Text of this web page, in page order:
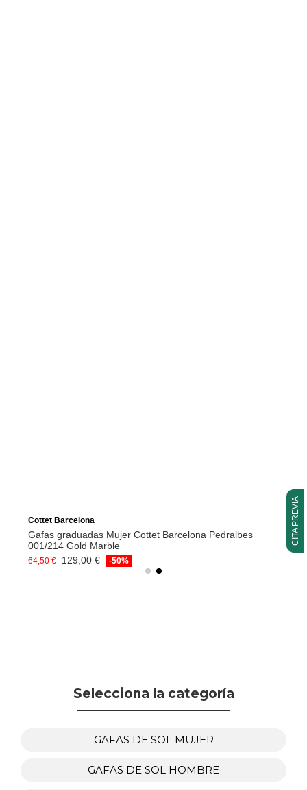
CITA PREVIA
Cottet Barcelona
Gafas graduadas Mujer Cottet Barcelona Pedralbes
001/214 Gold Marble
64,50 € 129,00 € -50%
Selecciona la categoría
GAFAS DE SOL MUJER
GAFAS DE SOL HOMBRE